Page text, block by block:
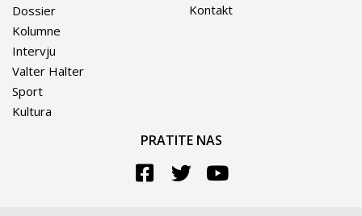
Dossier
Kolumne
Intervju
Valter Halter
Sport
Kultura
Kontakt
PRATITE NAS